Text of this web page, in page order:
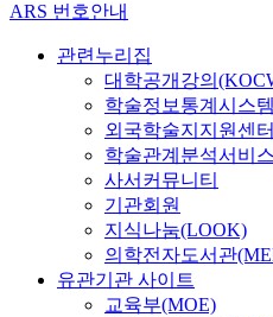
ARS 번호안내
관련누리집
대학공개강의
학술정보통계시스
외국학술지지원센
학술관계분석서비
사서커뮤니티
기관회원
지식나눔(LOOK)
의학전자도서관
유관기관 사이트
교육부(MOE)